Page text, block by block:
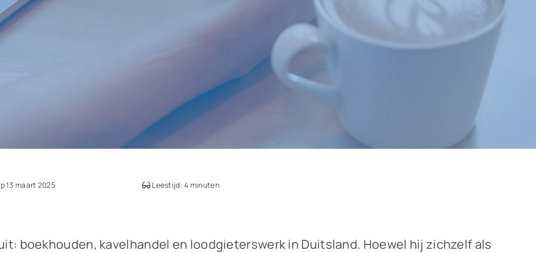
13 maart 2025 Leestijd: 4 minuten
boekhouden, kavelhandel en loodgieterswerk in Duitsland. Hoewel hij zichzelf als